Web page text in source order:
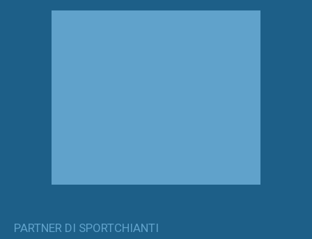
PARTNER DI SPORTCHIANTI